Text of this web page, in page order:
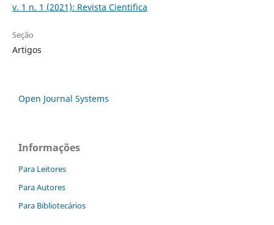
v. 1 n. 1 (2021): Revista Cientifica
Seção
Artigos
Open Journal Systems
Informações
Para Leitores
Para Autores
Para Bibliotecários